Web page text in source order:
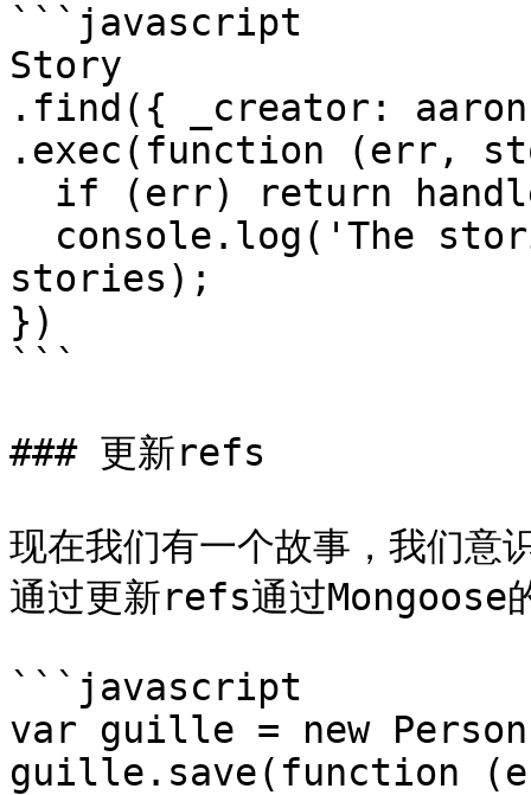
```javascript
Story
.find({ _creator:
.exec(function (err,
stories);
})
```
### 更新refs
现在我们有一个故事，我们
通过更新refs通过Mongoose
```javascript
var guille = new
guille.save(function